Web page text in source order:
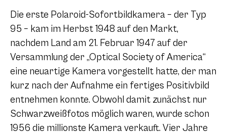
Die erste Polaroid-Sofortbildkamera – der Typ
95 – kam im Herbst 1948 auf den Markt,
nachdem Land am 21. Februar 1947 auf der
Versammlung der „Optical Society of America“
eine neuartige Kamera vorgestellt hatte, der man
kurz nach der Aufnahme ein fertiges Positivbild
entnehmen konnte. Obwohl damit zunächst nur
Schwarzweißfotos möglich waren, wurde schon
1956 die millionste Kamera verkauft. Vier Jahre